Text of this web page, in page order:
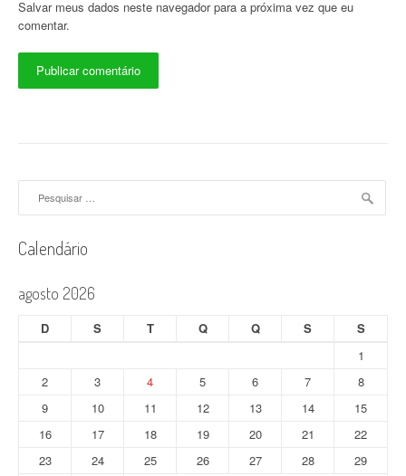
Salvar meus dados neste navegador para a próxima vez que eu
comentar.
Calendário
agosto 2026
D S T Q Q S
S
1
2
3 4 5 6 7
8
9
10 11 12 13 14
15
16
17 18 19 20 21
22
23
24 25 26 27 28
29